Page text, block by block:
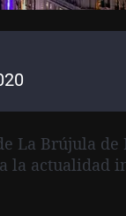
La Brújula
la